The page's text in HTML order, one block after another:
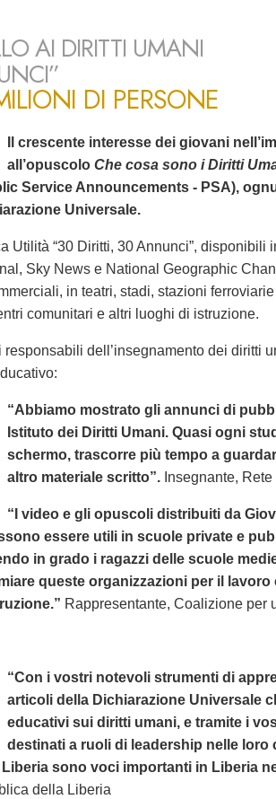
AI DIRITTI UMANI
DI PERSONE
Il crescente interesse dei giovani
all’opuscolo Che cosa sono i Diritti
Service Announcements - PSA),
Universale.
Utilità “30 Diritti, 30 Annunci”,
Sky News e National Geographic
in teatri, stadi, stazioni
comunitari e altri luoghi di istruzione.
dell’insegnamento dei diritti
“Abbiamo mostrato gli annunci di
Istituto dei Diritti Umani. Quasi ogni
schermo, trascorre più tempo a
altro materiale scritto”. Insegnante,
“I video e gli opuscoli distribuiti da
essere utili in scuole private e
in grado i ragazzi delle scuole
queste organizzazioni per il
Rappresentante, Coalizione per
“Con i vostri notevoli strumenti di
articoli della Dichiarazione Universale
educativi sui diritti umani, e tramite i
destinati a ruoli di leadership nelle
Liberia sono voci importanti in Liberia
della Liberia